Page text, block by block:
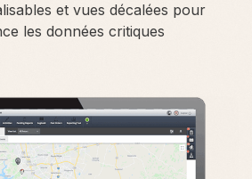
et vues décalées pour
les données critiques